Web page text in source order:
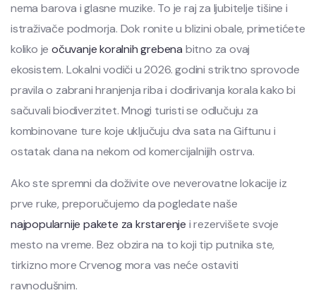
nema barova i glasne muzike. To je raj za ljubitelje tišine i
istraživače podmorja. Dok ronite u blizini obale, primetićete
koliko je očuvanje koralnih grebena bitno za ovaj
ekosistem. Lokalni vodiči u 2026. godini striktno sprovode
pravila o zabrani hranjenja riba i dodirivanja korala kako bi
sačuvali biodiverzitet. Mnogi turisti se odlučuju za
kombinovane ture koje uključuju dva sata na Giftunu i
ostatak dana na nekom od komercijalnijih ostrva.
Ako ste spremni da doživite ove neverovatne lokacije iz
prve ruke, preporučujemo da pogledate naše
najpopularnije pakete za krstarenje i rezervišete svoje
mesto na vreme. Bez obzira na to koji tip putnika ste,
tirkizno more Crvenog mora vas neće ostaviti
ravnodušnim.